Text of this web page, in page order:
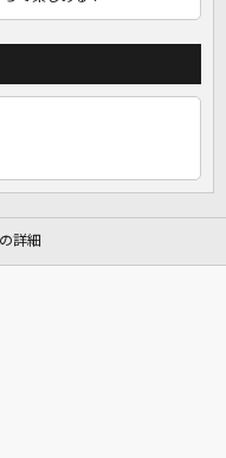
詳細